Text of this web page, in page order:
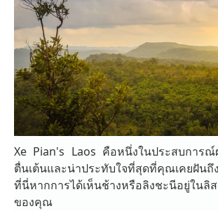
Xe Pian's Laos คือหนึ่งในประสบการ
ตื่นเต้นและน่าประทับใจที่สุดที่คุณเคยฝัน
ที่นี่หากการได้เห็นช้างหรือลิงชะนีอยู่ในลิ
ของคุณ